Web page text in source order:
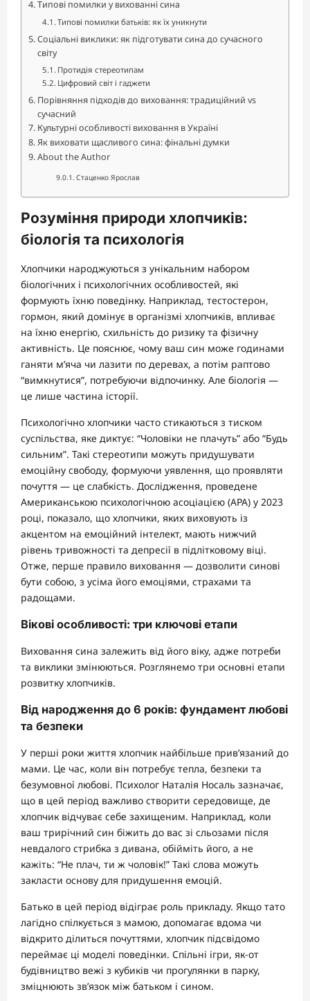
Типові помилки у вихованні сина
Типові помилки батьків: як їх уникнути
Соціальні виклики: як підготувати сина до сучасного
світу
Протидія стереотипам
Цифровий світ і гаджети
Порівняння підходів до виховання: традиційний vs
сучасний
Культурні особливості виховання в Україні
Як виховати щасливого сина: фінальні думки
About the Author
Стаценко Ярослав
Розуміння природи хлопчиків:
біологія та психологія
Хлопчики народжуються з унікальним набором
біологічних і психологічних особливостей, які
формують їхню поведінку. Наприклад, тестостерон,
гормон, який домінує в організмі хлопчиків, впливає
на їхню енергію, схильність до ризику та фізичну
активність. Це пояснює, чому ваш син може годинами
ганяти м’яча чи лазити по деревах, а потім раптово
“вимкнутися”, потребуючи відпочинку. Але біологія —
це лише частина історії.
Психологічно хлопчики часто стикаються з тиском
суспільства, яке диктує: “Чоловіки не плачуть” або “Будь
сильним”. Такі стереотипи можуть придушувати
емоційну свободу, формуючи уявлення, що проявляти
почуття — це слабкість. Дослідження, проведене
Американською психологічною асоціацією (APA) у 2023
році, показало, що хлопчики, яких виховують із
акцентом на емоційний інтелект, мають нижчий
рівень тривожності та депресії в підлітковому віці.
Отже, перше правило виховання — дозволити синові
бути собою, з усіма його емоціями, страхами та
радощами.
Вікові особливості: три ключові етапи
Виховання сина залежить від його віку, адже потреби
та виклики змінюються. Розглянемо три основні етапи
розвитку хлопчиків.
Від народження до 6 років: фундамент любові
та безпеки
У перші роки життя хлопчик найбільше прив’язаний до
мами. Це час, коли він потребує тепла, безпеки та
безумовної любові. Психолог Наталія Носаль зазначає,
що в цей період важливо створити середовище, де
хлопчик відчуває себе захищеним. Наприклад, коли
ваш трирічний син біжить до вас зі сльозами після
невдалого стрибка з дивана, обійміть його, а не
кажіть: “Не плач, ти ж чоловік!” Такі слова можуть
закласти основу для придушення емоцій.
Батько в цей період відіграє роль прикладу. Якщо тато
лагідно спілкується з мамою, допомагає вдома чи
відкрито ділиться почуттями, хлопчик підсвідомо
переймає ці моделі поведінки. Спільні ігри, як-от
будівництво вежі з кубиків чи прогулянки в парку,
зміцнюють зв’язок між батьком і сином.